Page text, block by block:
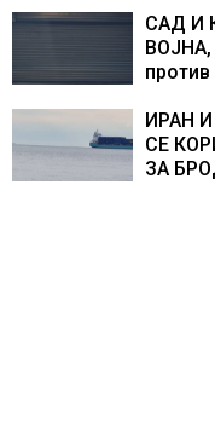
САД И
ВОЈНА,
ИРАН
СЕ
ЗА